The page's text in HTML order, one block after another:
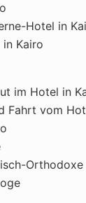
Hotel in
Kairo
im Hotel in
Fahrt vom